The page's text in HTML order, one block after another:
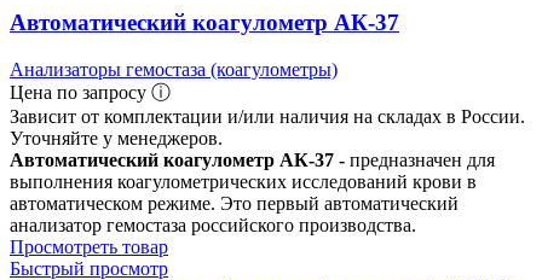
Автоматический коагулометр АК-37
Анализаторы гемостаза (коагулометры)
Цена по запросу ⓘ
Зависит от комплектации и/или наличия на складах в России.
Уточняйте у менеджеров.
Автоматический коагулометр АК-37 - предназначен для
выполнения коагулометрических исследований крови в
автоматическом режиме. Это первый автоматический
анализатор гемостаза российского производства.
Просмотреть товар
Быстрый просмотр